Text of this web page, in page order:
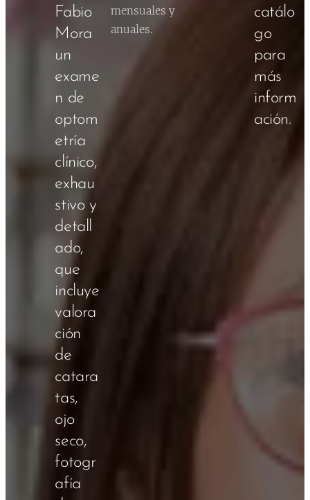
Fabio
Mora
un
exame
n de
optom
etría
clínico,
exhau
stivo y
detall
ado,
que
incluye
valora
ción
de
catara
tas,
ojo
seco,
fotogr
afía
mensuales y
anuales.
catálo
go
para
más
inform
ación.